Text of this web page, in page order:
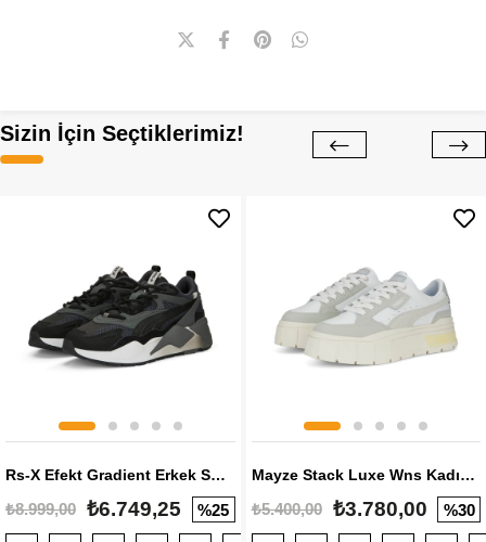
Sizin İçin Seçtiklerimiz!
Rs-X Efekt Gradient Erkek Sneaker
₺8.999,00 ₺6.749,25 %25
Mayze Stack Luxe Wns Kadın Sneaker
₺5.400,00 ₺3.780,00 %30